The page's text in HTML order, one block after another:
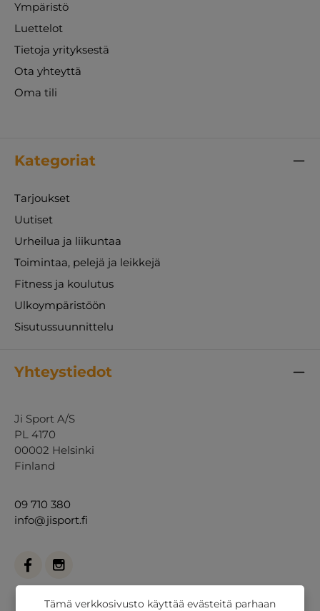
Ympäristö
Luettelot
Tietoja yrityksestä
Ota yhteyttä
Oma tili
Kategoriat
Tarjoukset
Uutiset
Urheilua ja liikuntaa
Toimintaa, pelejä ja leikkejä
Fitness ja koulutus
Ulkoympäristöön
Sisutussuunnittelu
Yhteystiedot
Ji Sport A/S
PL 4170
00002 Helsinki
Finland
09 710 380
info@jisport.fi
Tämä verkkosivusto käyttää evästeitä parhaan